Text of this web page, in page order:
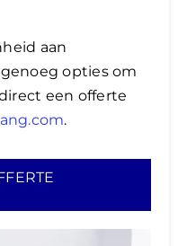
aan
opties om
een offerte
.